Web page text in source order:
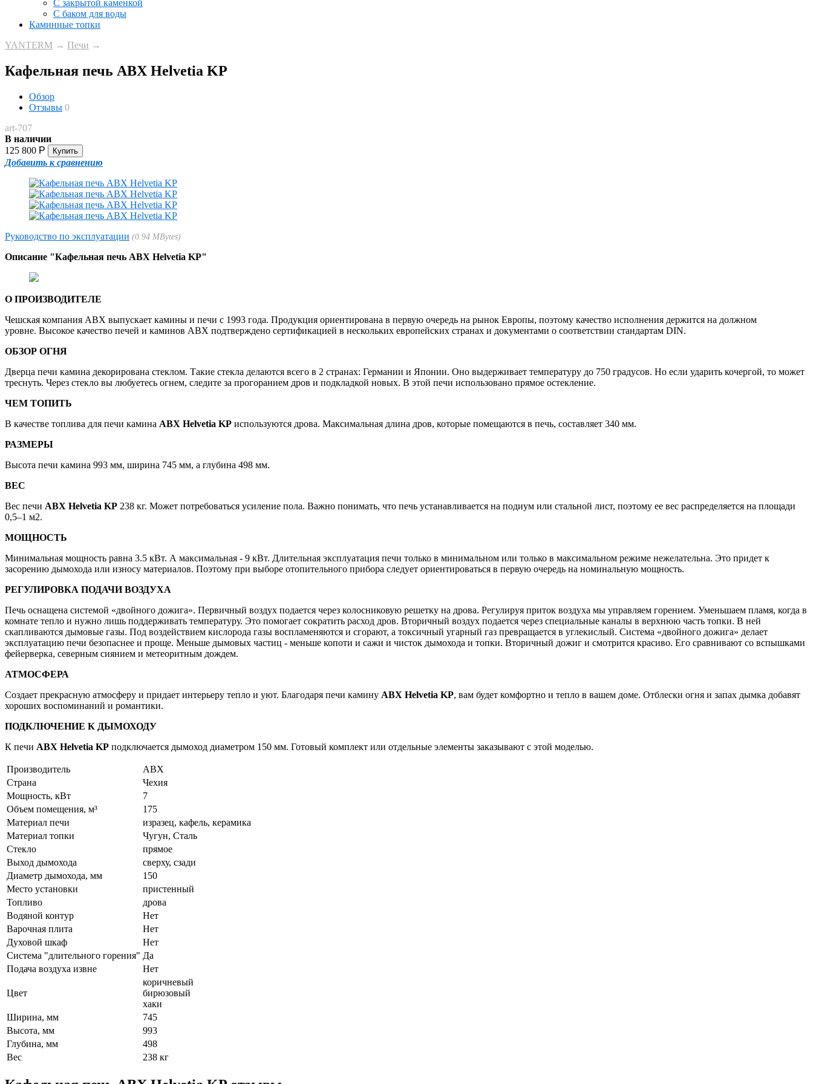
С закрытой каменкой
С баком для воды
Каминные топки
YANTERM → Печи →
Кафельная печь ABX Helvetia KP
Обзор
Отзывы 0
art-707
В наличии
125 800 Р
Добавить к сравнению
Руководство по эксплуатации 0.94 MBytes
Описание "Кафельная печь ABX Helvetia KP"
О ПРОИЗВОДИТЕЛЕ
Чешская компания ABX выпускает камины и печи с 1993 года. Продукция ориентирована в первую очередь на рынок Европы, поэтому качество исполнения держится на должном
уровне. Высокое качество печей и каминов АВХ подтверждено сертификацией в нескольких европейских странах и документами о соответствии стандартам DIN.
ОБЗОР ОГНЯ
Дверца печи камина декорирована стеклом. Такие стекла делаются всего в 2 странах: Германии и Японии. Оно выдерживает температуру до 750 градусов. Но если ударить кочергой, то может
треснуть. Через стекло вы любуетесь огнем, следите за прогоранием дров и подкладкой новых. В этой печи использовано прямое остекление.
ЧЕМ ТОПИТЬ
В качестве топлива для печи камина ABX Helvetia KP используются дрова. Максимальная длина дров, которые помещаются в печь, составляет 340 мм.
РАЗМЕРЫ
Высота печи камина 993 мм, ширина 745 мм, а глубина 498 мм.
ВЕС
Вес печи ABX Helvetia KP 238 кг. Может потребоваться усиление пола. Важно понимать, что печь устанавливается на подиум или стальной лист, поэтому ее вес распределяется на площади
0,5–1 м2.
МОЩНОСТЬ
Минимальная мощность равна 3.5 кВт. А максимальная - 9 кВт. Длительная эксплуатация печи только в минимальном или только в максимальном режиме нежелательна. Это придет к
засорению дымохода или износу материалов. Поэтому при выборе отопительного прибора следует ориентироваться в первую очередь на номинальную мощность.
РЕГУЛИРОВКА ПОДАЧИ ВОЗДУХА
Печь оснащена системой «двойного дожига». Первичный воздух подается через колосниковую решетку на дрова. Регулируя приток воздуха мы управляем горением. Уменьшаем пламя, когда в
комнате тепло и нужно лишь поддерживать температуру. Это помогает сократить расход дров. Вторичный воздух подается через специальные каналы в верхнюю часть топки. В ней
скапливаются дымовые газы. Под воздействием кислорода газы воспламеняются и сгорают, а токсичный угарный газ превращается в углекислый. Система «двойного дожига» делает
эксплуатацию печи безопаснее и проще. Меньше дымовых частиц - меньше копоти и сажи и чисток дымохода и топки. Вторичный дожиг и смотрится красиво. Его сравнивают со вспышками
фейерверка, северным сиянием и метеоритным дождем.
АТМОСФЕРА
Создает прекрасную атмосферу и придает интерьеру тепло и уют. Благодаря печи камину ABX Helvetia KP, вам будет комфортно и тепло в вашем доме. Отблески огня и запах дымка добавят
хороших воспоминаний и романтики.
ПОДКЛЮЧЕНИЕ К ДЫМОХОДУ
К печи ABX Helvetia KP подключается дымоход диаметром 150 мм. Готовый комплект или отдельные элементы заказывают с этой моделью.
Производитель
ABX
Страна
Чехия
Мощность, кВт
7
Объем помещения, м³
175
Материал печи
изразец, кафель, керамика
Материал топки
Чугун, Сталь
Стекло
прямое
Выход дымохода
сверху, сзади
Диаметр дымохода, мм
150
Место установки
пристенный
Топливо
дрова
Водяной контур
Нет
Варочная плита
Нет
Духовой шкаф
Нет
Система "длительного горения" Да
Подача воздуха извне
Нет
Цвет
коричневый
бирюзовый
хаки
Ширина, мм
745
Высота, мм
993
Глубина, мм
498
Вес
238 кг